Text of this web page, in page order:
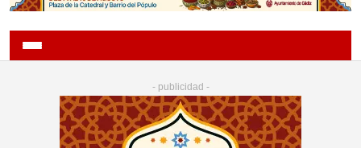
- publicidad -